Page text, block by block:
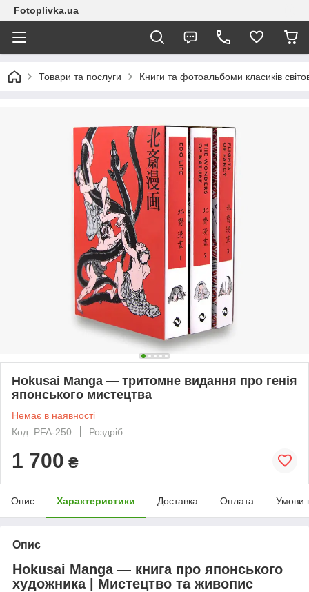
Fotoplivka.ua
Товари та послуги Книги та фотоальбоми класиків
Hokusai Manga — тритомне видання про генія
японського мистецтва
Немає в наявності
Код: PFA-250
Роздріб
1 700 ₴
Опис Характеристики Доставка Оплата Умови
Опис
Hokusai Manga — книга про японського
художника | Мистецтво та живопис